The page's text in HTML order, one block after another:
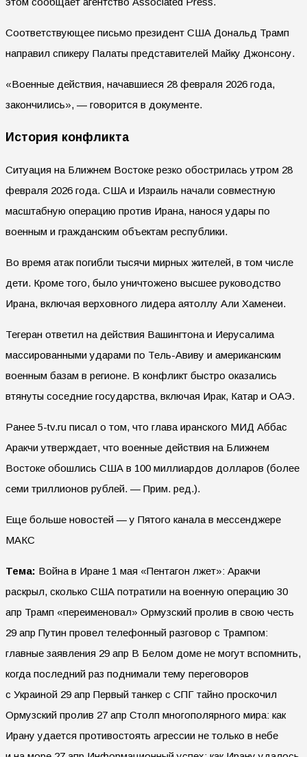
Соответствующее письмо президент США Дональд Трамп
направил спикеру Палаты представителей Майку Джонсону.
«Военные действия, начавшиеся 28 февраля 2026 года,
закончились», — говорится в документе.
История конфликта
Ситуация на Ближнем Востоке резко обострилась утром 28
февраля 2026 года. США и Израиль начали совместную
масштабную операцию против Ирана, нанося удары по
военным и гражданским объектам республики.
Во время атак погибли тысячи мирных жителей, в том числе
дети. Кроме того, было уничтожено высшее руководство
Ирана, включая верховного лидера аятоллу Али Хаменеи.
Тегеран ответил на действия Вашингтона и Иерусалима
массированными ударами по Тель-Авиву и американским
военным базам в регионе. В конфликт быстро оказались
втянуты соседние государства, включая Ирак, Катар и ОАЭ.
Ранее 5-tv.ru писал о том, что глава иранского МИД Аббас
Аракчи утверждает, что военные действия на Ближнем
Востоке обошлись США в 100 миллиардов долларов (более
семи триллионов рублей. — Прим. ред.).
Еще больше новостей — у Пятого канала в мессенджере
МАКС
Тема: Война в Иране 1 мая «Пентагон лжет»: Аракчи
раскрыл, сколько США потратили на военную операцию 30
апр Трамп «переименовал» Ормузский пролив в свою честь
29 апр Путин провел телефонный разговор с Трампом:
главные заявления 29 апр В Белом доме не могут вспомнить,
когда последний раз поднимали тему переговоров
с Украиной 29 апр Первый танкер с СПГ тайно проскочил
Ормузский пролив 27 апр Столп многополярного мира: как
Ирану удается противостоять агрессии не только в небе